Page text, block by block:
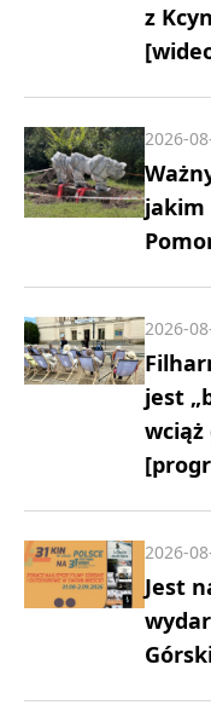
z
jakim
2026-
jest
wciąż
2026-
Jest
2026-